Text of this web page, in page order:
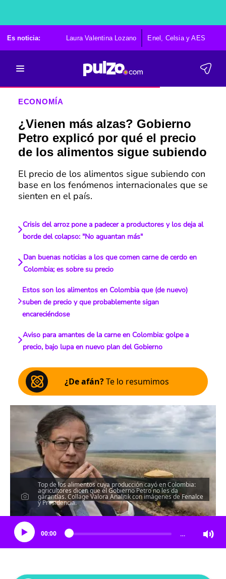
Es noticia: Laura Valentina Lozano Enel, Celsia y AES
ECONOMÍA
¿Vienen más alzas? Gobierno
Petro explicó por qué el precio
de los alimentos sigue subiendo
El precio de los alimentos sigue subiendo con
base en los fenómenos internacionales que se
sienten en el país.
Crisis del arroz pone a padecer a productores y los deja al
borde del colapso: "No aguantan más"
Dan buenas noticias a los que comen carne de cerdo en
Colombia; es sobre su precio
Estos son los alimentos en Colombia que (de nuevo)
suben de precio y que probablemente sigan
encareciéndose
Aviso para amantes de la carne en Colombia: golpe a
precio, bajo lupa en nuevo plan del Gobierno
¿De afán?Te lo resumimos
Top de los alimentos cuya producción cayó en Colombia:
agricultores dicen que el Gobierno Petro no les da
garantías. Collage Valora Analitik con imágenes de Fenalce
y Presidencia.
Escucha el artículo
00:00 …